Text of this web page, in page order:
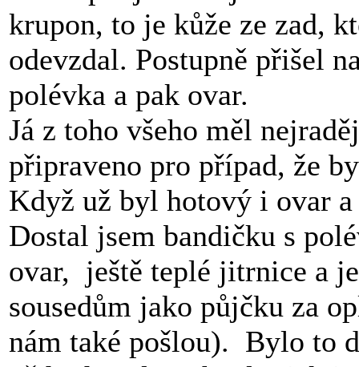
krupon, to je kůže ze zad,
odevzdal. Postupně přišel
polévka a pak ovar.
Já z toho všeho měl
připraveno pro případ, že
Když už byl hotový i ovar
Dostal jsem bandičku s
ovar, ještě teplé jitrnice a
sousedům jako půjčku za
nám také pošlou). Bylo to